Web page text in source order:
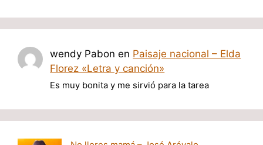
wendy Pabon en Paisaje nacional – Elda
Florez «Letra y canción»
Es muy bonita y me sirvió para la tarea